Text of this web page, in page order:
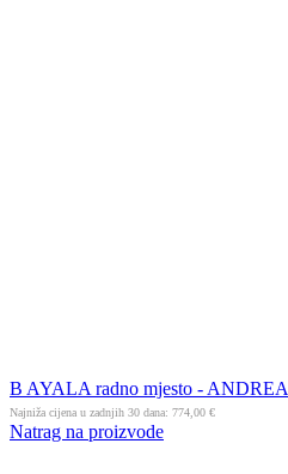
B AYALA radno mjesto - ANDREA
Najniža cijena u zadnjih 30 dana: 774,00 €
Natrag na proizvode